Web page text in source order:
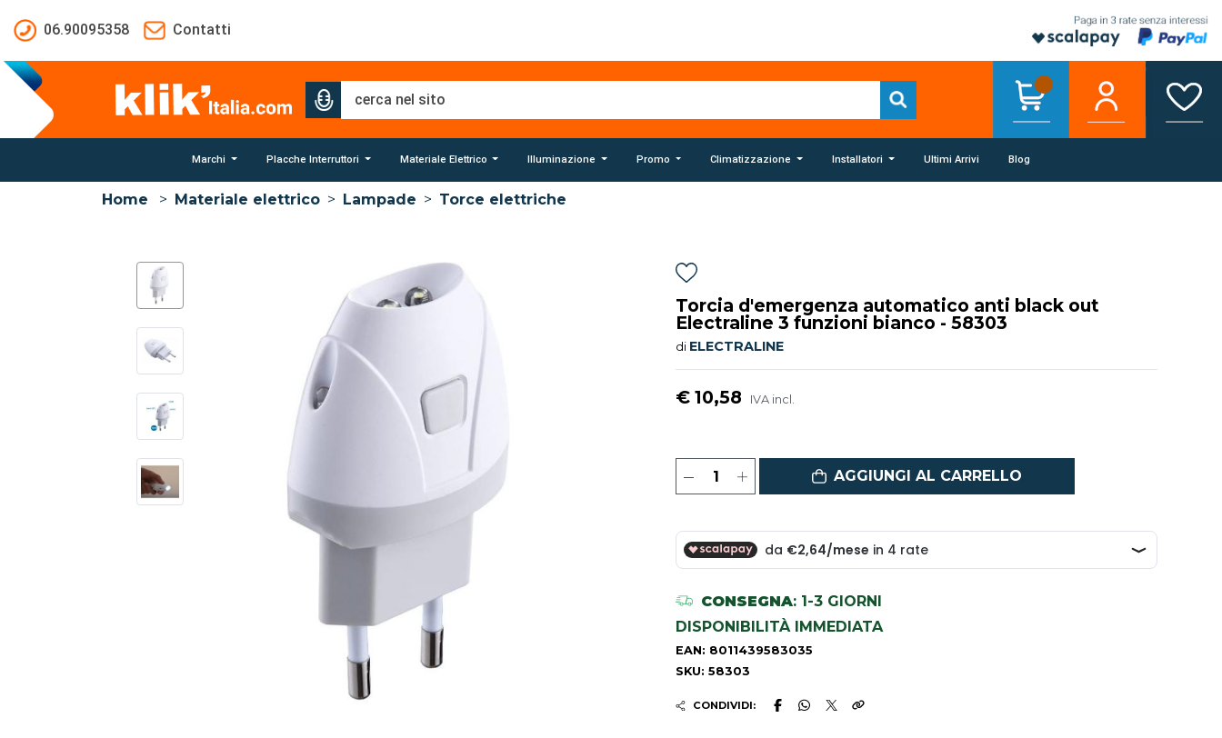
06.90095358
Contatti
Marchi Placche Interruttori Materiale Elettrico Illuminazione Promo Climatizzazione Installatori Ultimi Arrivi Blog
Home > Materiale elettrico > Lampade > Torce elettriche
Torcia d'emergenza automatico anti black out
Electraline 3 funzioni bianco - 58303
di ELECTRALINE
€ 10,58 IVA incl.
AGGIUNGI AL CARRELLO
CONSEGNA: 1-3 GIORNI
DISPONIBILITÀ IMMEDIATA
EAN: 8011439583035
SKU: 58303
CONDIVIDI: